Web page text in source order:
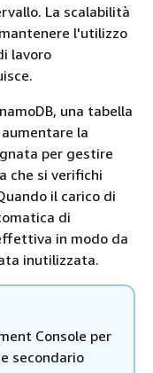
La scalabilità
l'utilizzo
lavoro
una tabella
la
per gestire
che si verifichi
il carico di
di
in modo da
inutilizzata.
Console per
secondario